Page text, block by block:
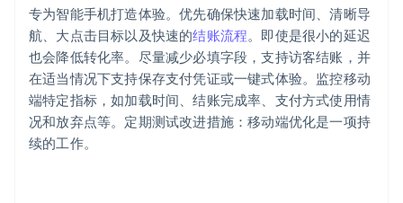
专为智能手机打造体验。优先确保快速加载时间、清晰导
航、大点击目标以及快速的结账流程。即使是很小的延迟
也会降低转化率。尽量减少必填字段，支持访客结账，并
在适当情况下支持保存支付凭证或一键式体验。监控移动
端特定指标，如加载时间、结账完成率、支付方式使用情
况和放弃点等。定期测试改进措施：移动端优化是一项持
续的工作。